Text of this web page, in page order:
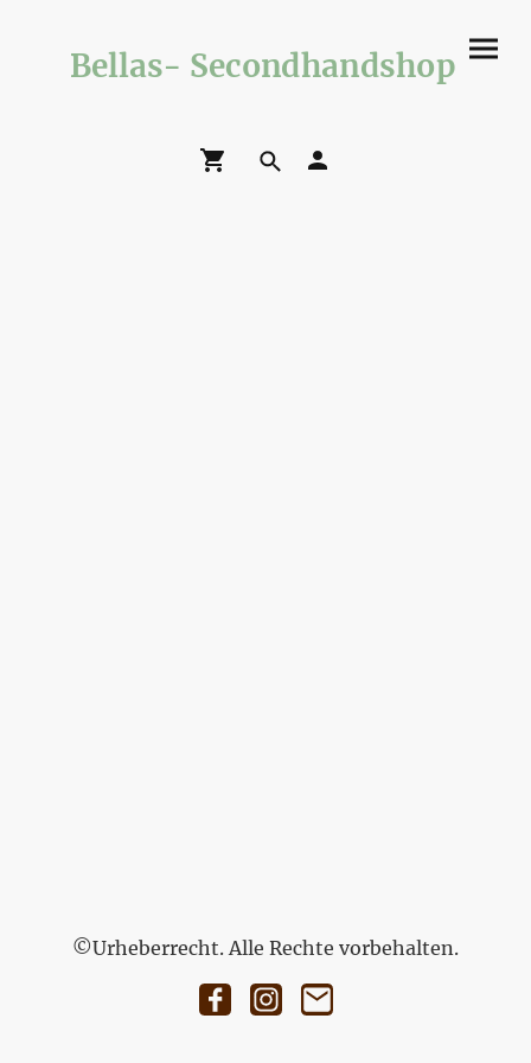
Bellas- Secondhandshop
©Urheberrecht. Alle Rechte vorbehalten.